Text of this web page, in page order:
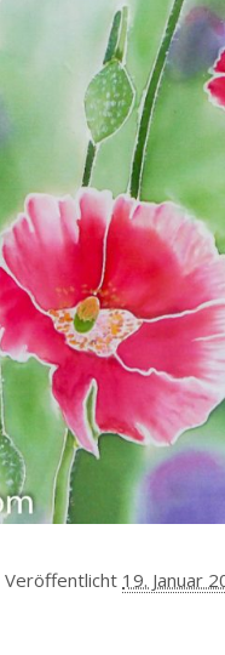
Veröffentlicht 19. Januar